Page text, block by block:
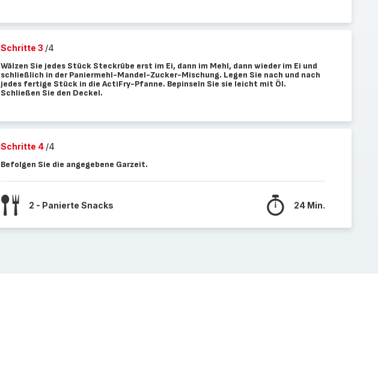
Schritte 3 /4
Wälzen Sie jedes Stück Steckrübe erst im Ei, dann im Mehl, dann wieder im Ei und
schließlich in der Paniermehl-Mandel-Zucker-Mischung. Legen Sie nach und nach
jedes fertige Stück in die ActiFry-Pfanne. Bepinseln Sie sie leicht mit Öl.
Schließen Sie den Deckel.
Schritte 4 /4
Befolgen Sie die angegebene Garzeit.
2 - Panierte Snacks 24 Min.